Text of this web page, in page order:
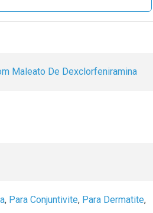
Maleato De Dexclorfeniramina
, Para Conjuntivite, Para Dermatite,